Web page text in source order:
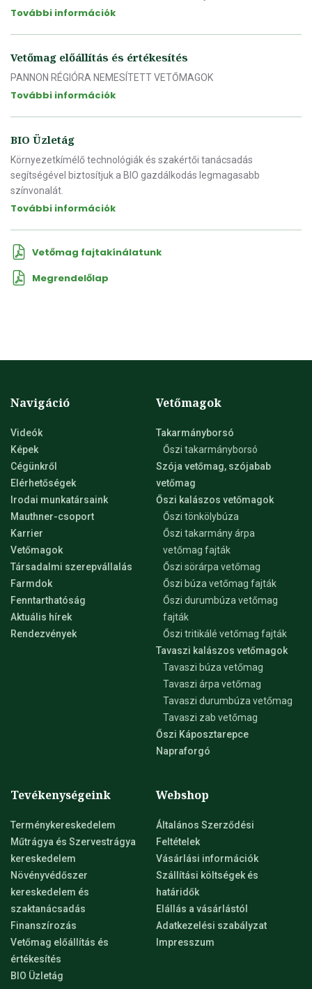
További információk
Vetőmag előállítás és értékesítés
PANNON RÉGIÓRA NEMESÍTETT VETŐMAGOK
További információk
BIO Üzletág
Környezetkímélő technológiák és szakértői tanácsadás
segítségével biztosítjuk a BIO gazdálkodás legmagasabb
színvonalát.
További információk
Vetőmag fajtakínálatunk
Megrendelőlap
Navigáció
Videók
Képek
Cégünkről
Elérhetőségek
Irodai munkatársaink
Mauthner-csoport
Karrier
Vetőmagok
Társadalmi szerepvállalás
Farmdok
Fenntarthatóság
Aktuális hírek
Rendezvények
Vetőmagok
Takarmányborsó
Őszi takarmányborsó
Szója vetőmag, szójabab
vetőmag
Őszi kalászos vetőmagok
Őszi tönkölybúza
Őszi takarmány árpa
vetőmag fajták
Őszi sörárpa vetőmag
Őszi búza vetőmag fajták
Őszi durumbúza vetőmag
fajták
Őszi tritikálé vetőmag fajták
Tavaszi kalászos vetőmagok
Tavaszi búza vetőmag
Tavaszi árpa vetőmag
Tavaszi durumbúza vetőmag
Tavaszi zab vetőmag
Őszi Káposztarepce
Napraforgó
Tevékenységeink
Terménykereskedelem
Műtrágya és Szervestrágya
kereskedelem
Növényvédőszer
kereskedelem és
szaktanácsadás
Finanszírozás
Vetőmag előállítás és
értékesítés
BIO Üzletág
Webshop
Általános Szerződési
Feltételek
Vásárlási információk
Szállítási költségek és
határidők
Elállás a vásárlástól
Adatkezelési szabályzat
Impresszum